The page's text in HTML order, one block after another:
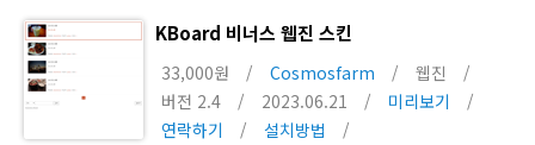
KBoard 비너스 웹진 스킨
33,000원 / Cosmosfarm / 웹진
/
버전 2.4
/ 2023.06.21 / 미리보기
/
연락하기
/ 설치방법
/